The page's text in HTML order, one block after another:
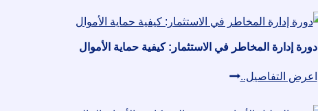
الفني:
أدوات
للمستثمرين
دورة إدارة المخاطر في الاستثمار: كيفية حماية الأموال
اعرض التفاصيل..دورة